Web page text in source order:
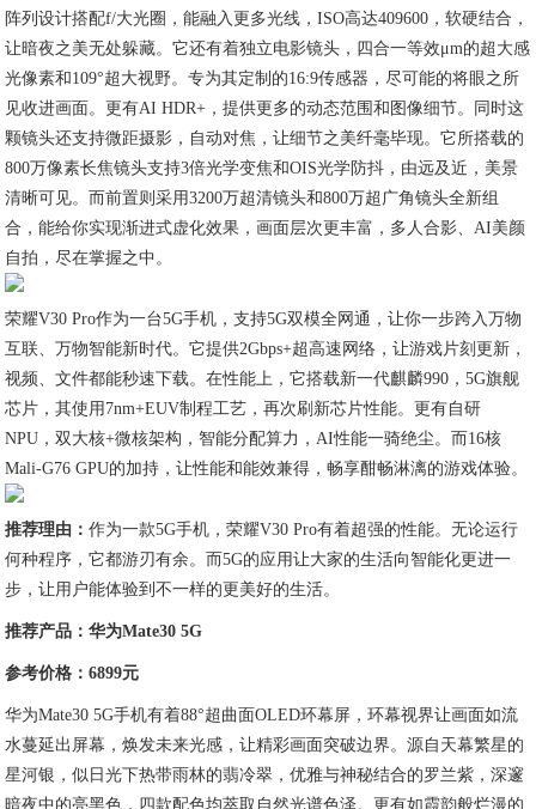
阵列设计搭配f/大光圈，能融入更多光线，ISO高达409600，软硬结合，
让暗夜之美无处躲藏。它还有着独立电影镜头，四合一等效μm的超大感
光像素和109°超大视野。专为其定制的16:9传感器，尽可能的将眼之所
见收进画面。更有AI HDR+，提供更多的动态范围和图像细节。同时这
颗镜头还支持微距摄影，自动对焦，让细节之美纤毫毕现。它所搭载的
800万像素长焦镜头支持3倍光学变焦和OIS光学防抖，由远及近，美景
清晰可见。而前置则采用3200万超清镜头和800万超广角镜头全新组
合，能给你实现渐进式虚化效果，画面层次更丰富，多人合影、AI美颜
自拍，尽在掌握之中。
荣耀V30 Pro作为一台5G手机，支持5G双模全网通，让你一步跨入万物
互联、万物智能新时代。它提供2Gbps+超高速网络，让游戏片刻更新，
视频、文件都能秒速下载。在性能上，它搭载新一代麒麟990，5G旗舰
芯片，其使用7nm+EUV制程工艺，再次刷新芯片性能。更有自研
NPU，双大核+微核架构，智能分配算力，AI性能一骑绝尘。而16核
Mali-G76 GPU的加持，让性能和能效兼得，畅享酣畅淋漓的游戏体验。
推荐理由：作为一款5G手机，荣耀V30 Pro有着超强的性能。无论运行
何种程序，它都游刃有余。而5G的应用让大家的生活向智能化更进一
步，让用户能体验到不一样的更美好的生活。
推荐产品：华为Mate30 5G
参考价格：6899元
华为Mate30 5G手机有着88°超曲面OLED环幕屏，环幕视界让画面如流
水蔓延出屏幕，焕发未来光感，让精彩画面突破边界。源自天幕繁星的
星河银，似日光下热带雨林的翡冷翠，优雅与神秘结合的罗兰紫，深邃
暗夜中的亮黑色，四款配色均萃取自然光谱色泽。更有如霞韵般烂漫的